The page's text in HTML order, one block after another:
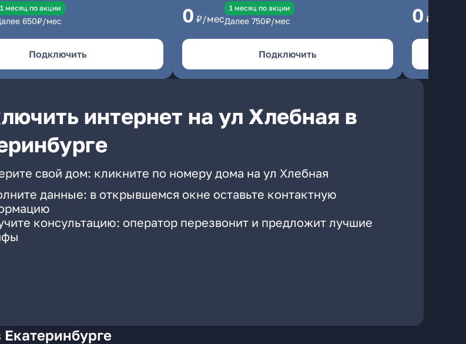
1 месяц по акции
650₽/мес
Подключить
0 ₽/мес
1 месяц по акции
Далее 750₽/мес
Подключить
0 ₽/мес
интернет на ул Хлебная в
свой дом: кликните по номеру дома на ул Хлебная
данные: в открывшемся окне оставьте контактную
консультацию: оператор перезвонит и предложит лучшие